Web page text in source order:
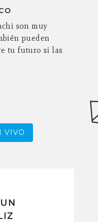
son muy
pueden
tu futuro si las
VIVO